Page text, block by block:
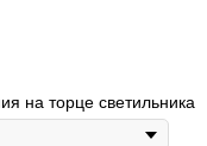
на торце светильника